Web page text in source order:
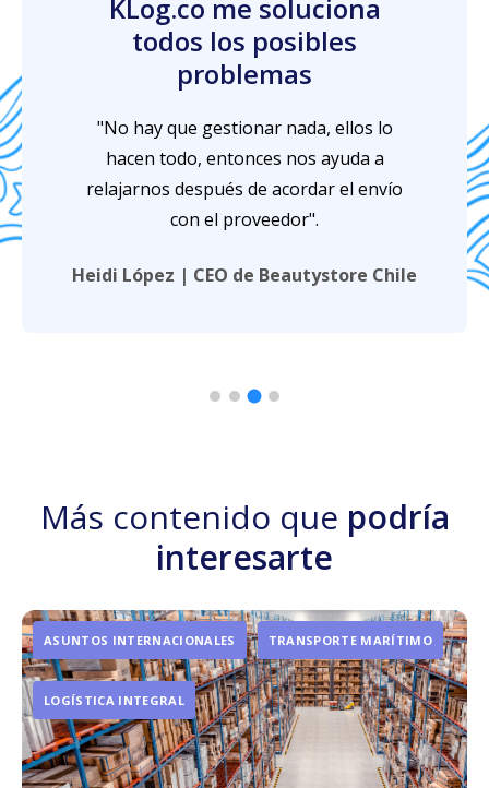
KLog.co me soluciona
todos los posibles
problemas
"No hay que gestionar nada, ellos lo
hacen todo, entonces nos ayuda a
relajarnos después de acordar el envío
con el proveedor".
Heidi López | CEO de Beautystore Chile
Más contenido que podría
interesarte
ASUNTOS INTERNACIONALES TRANSPORTE MARÍTIMO
LOGÍSTICA INTEGRAL